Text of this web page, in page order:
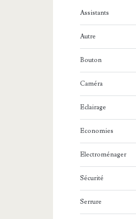
Assistants
Autre
Bouton
Caméra
Eclairage
Economies
Electroménager
Sécurité
Serrure